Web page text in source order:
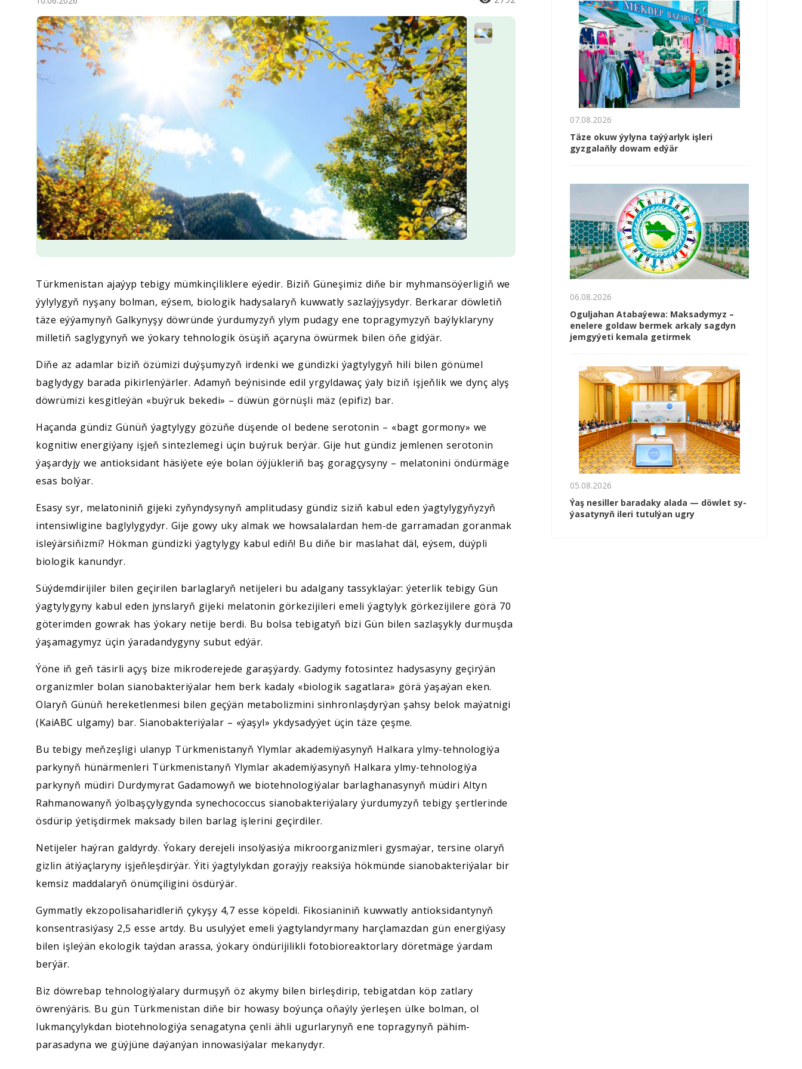
Sport
Türkmenistan ajaýyp tebigy mümkinçiliklere eýedir. Biziň Güneşimiz diňe bir myhmansöýerligiň we
ýylylygyň nyşany bolman, eýsem, biologik hadysalaryň kuwwatly sazlaýjysydyr. Berkarar döwletiň
täze eýýamynyň Galkynyşy döwründe ýurdumyzyň ylym pudagy ene topragymyzyň baýlyklaryny
milletiň saglygynyň we ýokary tehnologik ösüşiň açaryna öwürmek bilen öňe gidýär.
Diňe az adamlar biziň özümizi duýşumyzyň irdenki we gündizki ýagtylygyň hili bilen gönümel
baglydygy barada pikirlenýärler. Adamyň beýnisinde edil yrgyldawaç ýaly biziň işjeňlik we dynç alyş
döwrümizi kesgitleýän «buýruk bekedi» – düwün görnüşli mäz (epifiz) bar.
Haçanda gündiz Günüň ýagtylygy gözüňe düşende ol bedene serotonin – «bagt gormony» we
kognitiw energiýany işjeň sintezlemegi üçin buýruk berýär. Gije hut gündiz jemlenen serotonin
ýaşardyjy we antioksidant häsiýete eýe bolan öýjükleriň baş goragçysyny – melatonini öndürmäge
esas bolýar.
Esasy syr, melatoniniň gijeki zyňyndysynyň amplitudasy gündiz siziň kabul eden ýagtylygyňyzyň
intensiwligine baglylygydyr. Gije gowy uky almak we howsalalardan hem-de garramadan goranmak
isleýärsiňizmi? Hökman gündizki ýagtylygy kabul ediň! Bu diňe bir maslahat däl, eýsem, düýpli
biologik kanundyr.
Süýdemdirijiler bilen geçirilen barlaglaryň netijeleri bu adalgany tassyklaýar: ýeterlik tebigy Gün
ýagtylygyny kabul eden jynslaryň gijeki melatonin görkezijileri emeli ýagtylyk görkezijilere görä 70
göterimden gowrak has ýokary netije berdi. Bu bolsa tebigatyň bizi Gün bilen sazlaşykly durmuşda
ýaşamagymyz üçin ýaradandygyny subut edýär.
Ýöne iň geň täsirli açyş bize mikroderejede garaşýardy. Gadymy fotosintez hadysasyny geçirýän
organizmler bolan sianobakteriýalar hem berk kadaly «biologik sagatlara» görä ýaşaýan eken.
Olaryň Günüň hereketlenmesi bilen geçýän metabolizmini sinhronlaşdyrýan şahsy belok maýatnigi
(KaiABC ulgamy) bar. Sianobakteriýalar – «ýaşyl» ykdysadyýet üçin täze çeşme.
Bu tebigy meňzeşligi ulanyp Türkmenistanyň Ylymlar akademiýasynyň Halkara ylmy-tehnologiýa
parkynyň hünärmenleri Türkmenistanyň Ylymlar akademiýasynyň Halkara ylmy-tehnologiýa
parkynyň müdiri Durdymyrat Gadamowyň we biotehnologiýalar barlaghanasynyň müdiri Altyn
Rahmanowanyň ýolbaşçylygynda synechococcus sianobakteriýalary ýurdumyzyň tebigy şertlerinde
ösdürip ýetişdirmek maksady bilen barlag işlerini geçirdiler.
Netijeler haýran galdyrdy. Ýokary derejeli insolýasiýa mikroorganizmleri gysmaýar, tersine olaryň
gizlin ätiýaçlaryny işjeňleşdirýär. Ýiti ýagtylykdan goraýjy reaksiýa hökmünde sianobakteriýalar bir
kemsiz maddalaryň önümçiligini ösdürýär.
Gymmatly ekzopolisaharidleriň çykyşy 4,7 esse köpeldi. Fikosianiniň kuwwatly antioksidantynyň
konsentrasiýasy 2,5 esse artdy. Bu usulyýet emeli ýagtylandyrmany harçlamazdan gün energiýasy
bilen işleýän ekologik taýdan arassa, ýokary öndürijilikli fotobioreaktorlary döretmäge ýardam
berýär.
Biz döwrebap tehnologiýalary durmuşyň öz akymy bilen birleşdirip, tebigatdan köp zatlary
öwrenýäris. Bu gün Türkmenistan diňe bir howasy boýunça oňaýly ýerleşen ülke bolman, ol
lukmançylykdan biotehnologiýa senagatyna çenli ähli ugurlarynyň ene topragynyň pähim-
parasadyna we güýjüne daýanýan innowasiýalar mekanydyr.
07.08.2026
Täze okuw ýylyna taýýarlyk işleri
gyzgalaňly dowam edýär
06.08.2026
Oguljahan Atabaýewa: Maksadymyz –
enelere goldaw bermek arkaly sagdyn
jemgyýeti kemala getirmek
05.08.2026
Ýaş ne­sil­ler ba­ra­da­ky ala­da — döw­let sy­
ýa­sa­ty­nyň ile­ri tu­tul­ýan ug­ry